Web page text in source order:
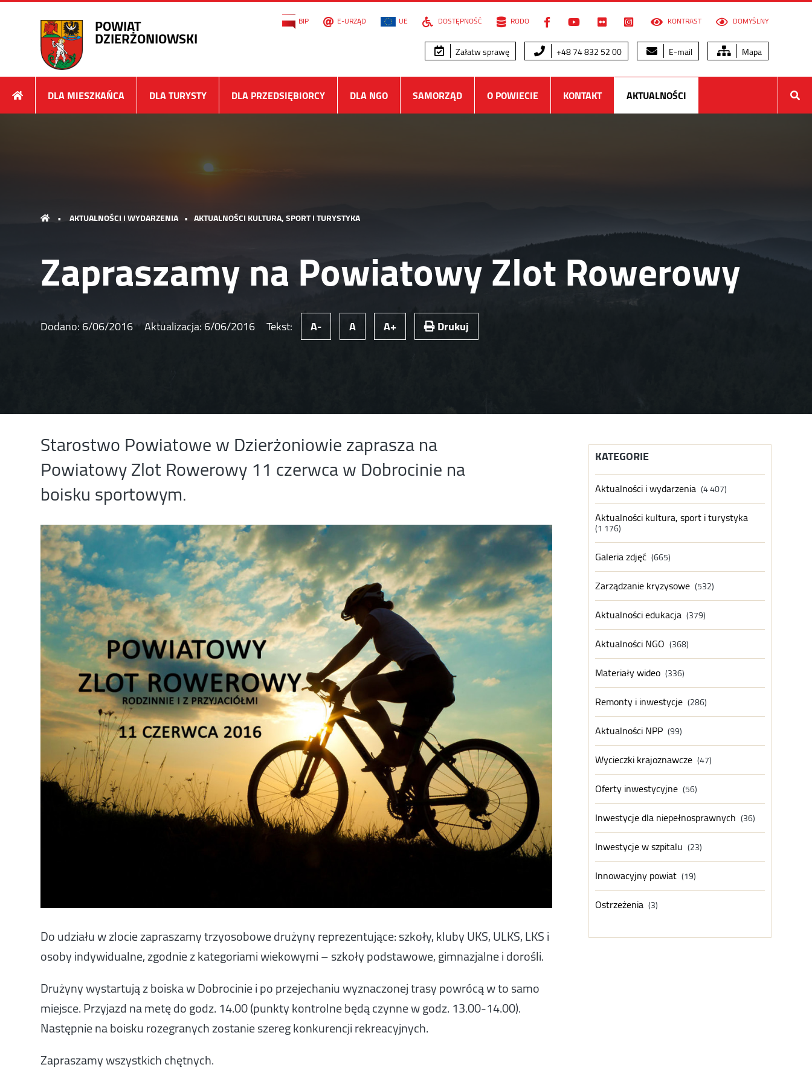
POWIAT
DZIERŻONIOWSKI
BIP E-URZĄD UE DOSTĘPNOŚĆ RODO KONTRAST DOMYŚLNY
Załatw sprawę +48 74 832 52 00 E-mail Mapa
DLA MIESZKAŃCA DLA TURYSTY DLA PRZEDSIĘBIORCY DLA NGO SAMORZĄD O POWIECIE KONTAKT AKTUALNOŚCI
• AKTUALNOŚCI I WYDARZENIA • AKTUALNOŚCI KULTURA, SPORT I TURYSTYKA
Zapraszamy na Powiatowy Zlot Rowerowy
Dodano:6/06/2016 Aktualizacja:6/06/2016 Tekst: A- A A+ Drukuj
Starostwo Powiatowe w Dzierżoniowie zaprasza na
Powiatowy Zlot Rowerowy 11 czerwca w Dobrocinie na
boisku sportowym.
Do udziału w zlocie zapraszamy trzyosobowe drużyny reprezentujące: szkoły, kluby UKS, ULKS, LKS i
osoby indywidualne, zgodnie z kategoriami wiekowymi – szkoły podstawowe, gimnazjalne i dorośli.
Drużyny wystartują z boiska w Dobrocinie i po przejechaniu wyznaczonej trasy powrócą w to samo
miejsce. Przyjazd na metę do godz. 14.00 (punkty kontrolne będą czynne w godz. 13.00-14.00).
Następnie na boisku rozegranych zostanie szereg konkurencji rekreacyjnych.
Zapraszamy wszystkich chętnych.
KATEGORIE
Aktualności i wydarzenia (4 407)
Aktualności kultura, sport i turystyka
(1 176)
Galeria zdjęć (665)
Zarządzanie kryzysowe (532)
Aktualności edukacja (379)
Aktualności NGO (368)
Materiały wideo (336)
Remonty i inwestycje (286)
Aktualności NPP (99)
Wycieczki krajoznawcze (47)
Oferty inwestycyjne (56)
Inwestycje dla niepełnosprawnych (36)
Inwestycje w szpitalu (23)
Innowacyjny powiat (19)
Ostrzeżenia (3)